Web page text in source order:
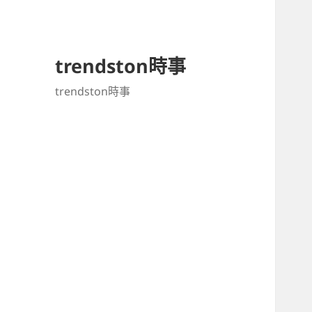
trendston時事
trendston時事